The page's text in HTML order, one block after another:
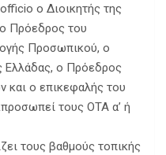
ο Διοικητής της
Πρόεδρος του
Προσωπικού, ο
Ελλάδας, ο Πρόεδρος
και ο επικεφαλής του
τους ΟΤΑ α’ ή
τους βαθμούς τοπικής